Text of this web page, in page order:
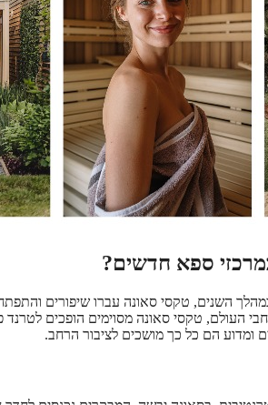
ספא חדשים?
השנים, טקסי סאונה עברו שיפורים
העולם, טקסי סאונה מסוימים הופכים
ומדוע הם כל כך מושכים לציבור הרחב.